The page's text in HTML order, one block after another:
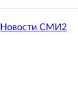
Новости СМИ2